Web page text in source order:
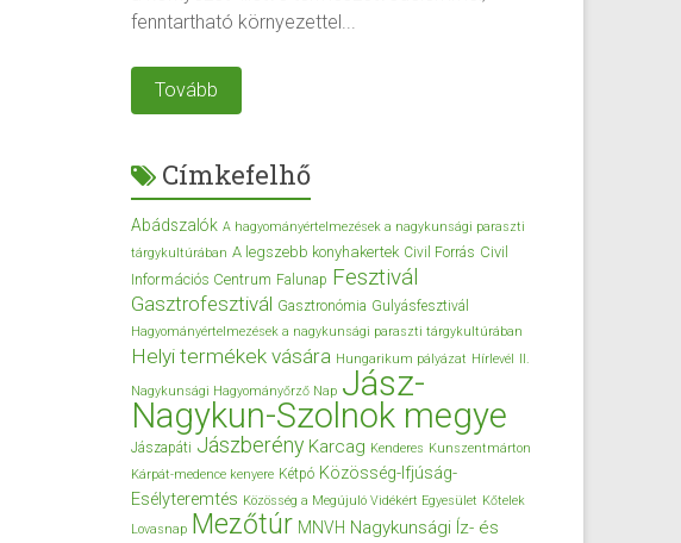
fenntartható környezettel...
Tovább
Címkefelhő
Abádszalók A hagyományértelmezések a nagykunsági paraszti
tárgykultúrában A legszebb konyhakertek Civil Forrás Civil
Információs Centrum Falunap Fesztivál
Gasztrofesztivál Gasztronómia Gulyásfesztivál
Hagyományértelmezések a nagykunsági paraszti tárgykultúrában
Helyi termékek vására Hungarikum pályázat Hírlevél II.
Nagykunsági Hagyományőrző Nap Jász-
Nagykun-Szolnok megye
Jászapáti Jászberény Karcag Kenderes Kunszentmárton
Kárpát-medence kenyere Kétpó Közösség-Ifjúság-
Esélyteremtés Közösség a Megújuló Vidékért Egyesület Kőtelek
Lovasnap Mezőtúr MNVH Nagykunsági Íz- és